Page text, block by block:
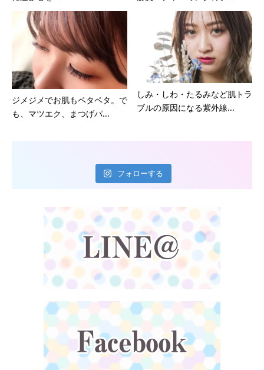
ジメジメでお肌もペタペタ。で
も、マツエク、まつげパ...
しみ・しわ・たるみなど肌トラ
ブルの原因になる紫外線...
フォローする